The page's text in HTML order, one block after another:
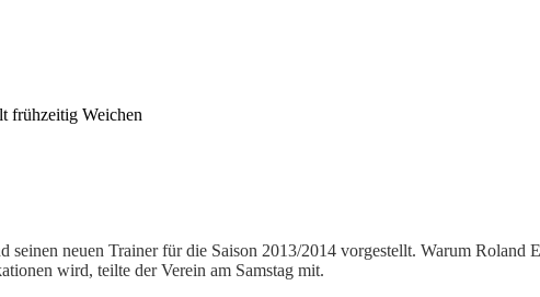
frühzeitig Weichen
seinen neuen Trainer für die Saison 2013/2014 vorgestellt. Warum Roland
wird, teilte der Verein am Samstag mit.